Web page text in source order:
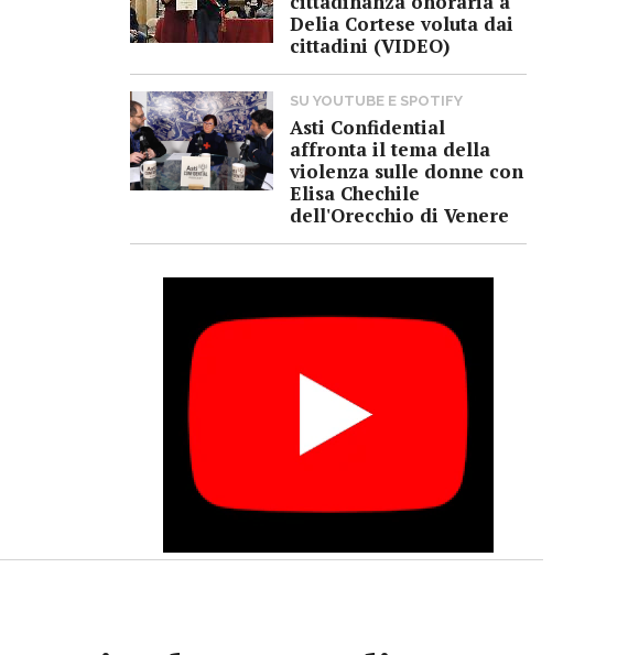
Delia Cortese voluta dai
cittadini (VIDEO)
SU YOUTUBE E SPOTIFY
Asti Confidential
affronta il tema della
violenza sulle donne con
Elisa Chechile
dell'Orecchio di Venere